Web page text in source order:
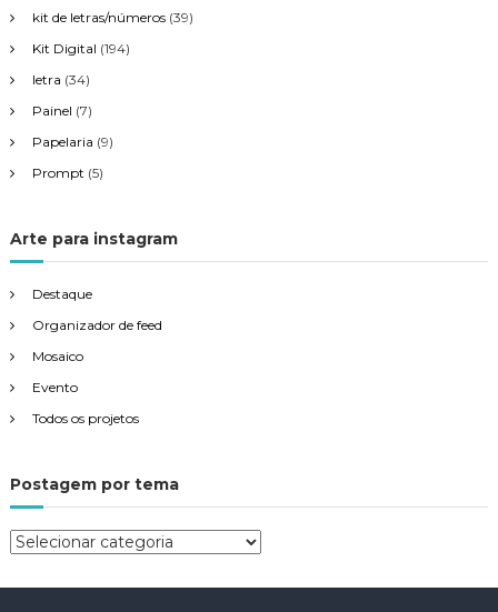
kit de letras/números (39)
Kit Digital (194)
letra (34)
Painel (7)
Papelaria (9)
Prompt (5)
Arte para instagram
Destaque
Organizador de feed
Mosaico
Evento
Todos os projetos
Postagem por tema
P
s